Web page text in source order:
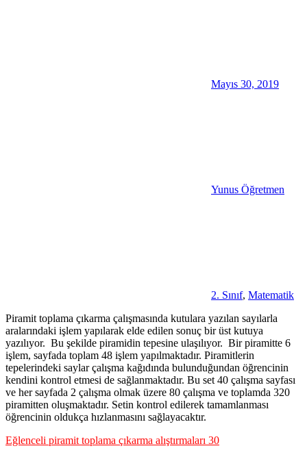
Mayıs 30, 2019
Yunus Öğretmen
2. Sınıf, Matematik
Piramit toplama çıkarma çalışmasında kutulara yazılan sayılarla
aralarındaki işlem yapılarak elde edilen sonuç bir üst kutuya
yazılıyor. Bu şekilde piramidin tepesine ulaşılıyor. Bir piramitte 6
işlem, sayfada toplam 48 işlem yapılmaktadır. Piramitlerin
tepelerindeki saylar çalışma kağıdında bulunduğundan öğrencinin
kendini kontrol etmesi de sağlanmaktadır. Bu set 40 çalışma sayfası
ve her sayfada 2 çalışma olmak üzere 80 çalışma ve toplamda 320
piramitten oluşmaktadır. Setin kontrol edilerek tamamlanması
öğrencinin oldukça hızlanmasını sağlayacaktır.
Eğlenceli piramit toplama çıkarma alıştırmaları 30